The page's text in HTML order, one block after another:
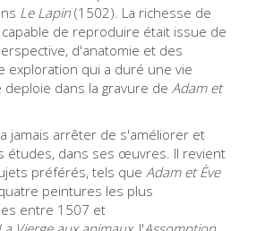
ENGLISH
中文
DEUTSCH
ESPAÑOL
Le Lapin (1502). La richesse de
de reproduire était issue de
d'anatomie et des
exploration qui a duré une vie
dans la gravure de Adam et
jamais arrêter de s'améliorer et
études, dans ses œuvres. Il revient
préférés, tels que Adam et Ève
peintures les plus
entre 1507 et